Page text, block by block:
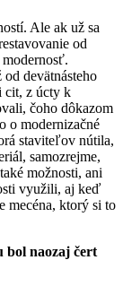
Ale ak už sa
od
devätnásteho
cit, z úcty k
čoho dôkazom
o modernizačné
staviteľov nútila,
samozrejme,
možnosti, ani
využili, aj keď
mecéna, ktorý si to
bol naozaj čert